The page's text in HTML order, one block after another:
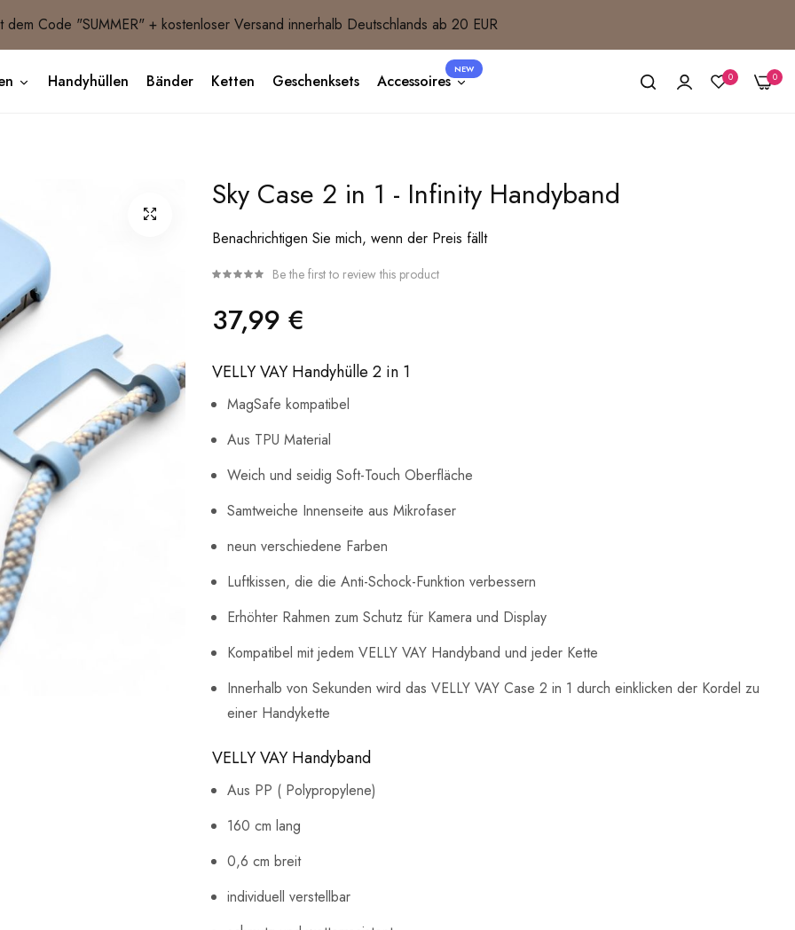
dem Code "SUMMER" + kostenloser Versand innerhalb Deutschlands ab 20 EUR
Handyhüllen Bänder Ketten Geschenksets Accessoires
NEW
0 0
Sky Case 2 in 1 - Infinity Handyband
Benachrichtigen Sie mich, wenn der Preis fällt
37,99 €
Be the first to review this product
VELLY VAY Handyhülle 2 in 1
MagSafe kompatibel
Aus TPU Material
Weich und seidig Soft-Touch Oberfläche
Samtweiche Innenseite aus Mikrofaser
neun verschiedene Farben
Luftkissen, die die Anti-Schock-Funktion verbessern
Erhöhter Rahmen zum Schutz für Kamera und Display
Kompatibel mit jedem VELLY VAY Handyband und jeder Kette
Innerhalb von Sekunden wird das VELLY VAY Case 2 in 1 durch einklicken der Kordel zu
einer Handykette
VELLY VAY Handyband
Aus PP ( Polypropylene)
160 cm lang
0,6 cm breit
individuell verstellbar